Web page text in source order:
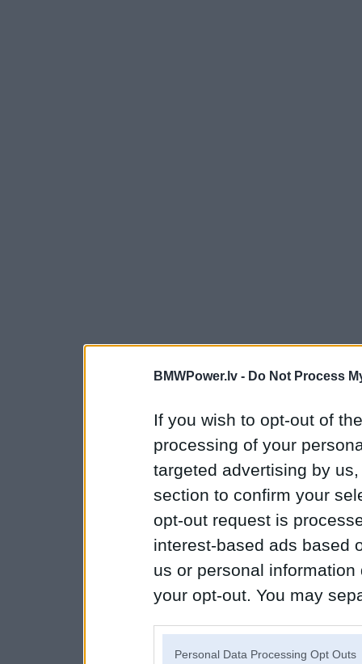
BMWPower.lv - Do Not Process
If you wish to opt-out of
processing of your
targeted advertising by
section to confirm your
opt-out request is
interest-based ads based
us or personal
your opt-out. You may
Personal Data Processing Opt Outs